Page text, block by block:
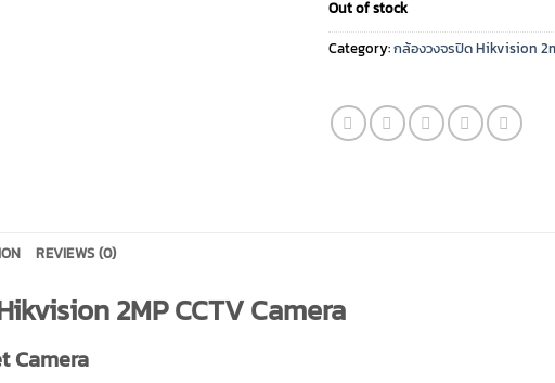
Out of stock
Category:กล้องวงจรปิด Hikvision
REVIEWS (0)
2MP CCTV Camera
Camera